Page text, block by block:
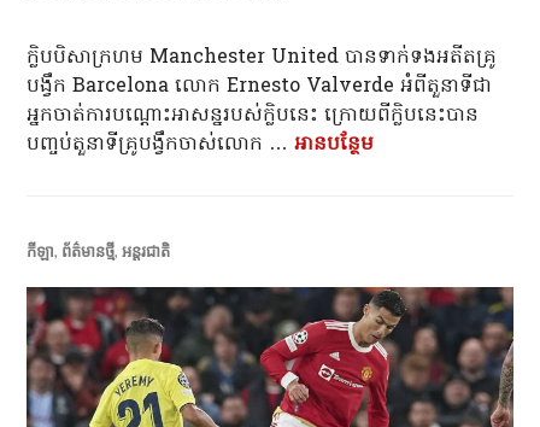
ក្លិបបិសាក្រហម Manchester United បានទាក់ទងអតីតគ្រូ
បង្វឹក Barcelona លោក Ernesto Valverde អំពីតួនាទីជា
អ្នកចាត់ការបណ្តោះអាសន្នរបស់ក្លិបនេះ ក្រោយពីក្លិបនេះបាន
បញ្ចប់តួនាទីគ្រូបង្វឹកចាស់លោក …អាន​បន្ថែម
កីឡា, ព័ត៌មានថ្មី,អន្តរជាតិ